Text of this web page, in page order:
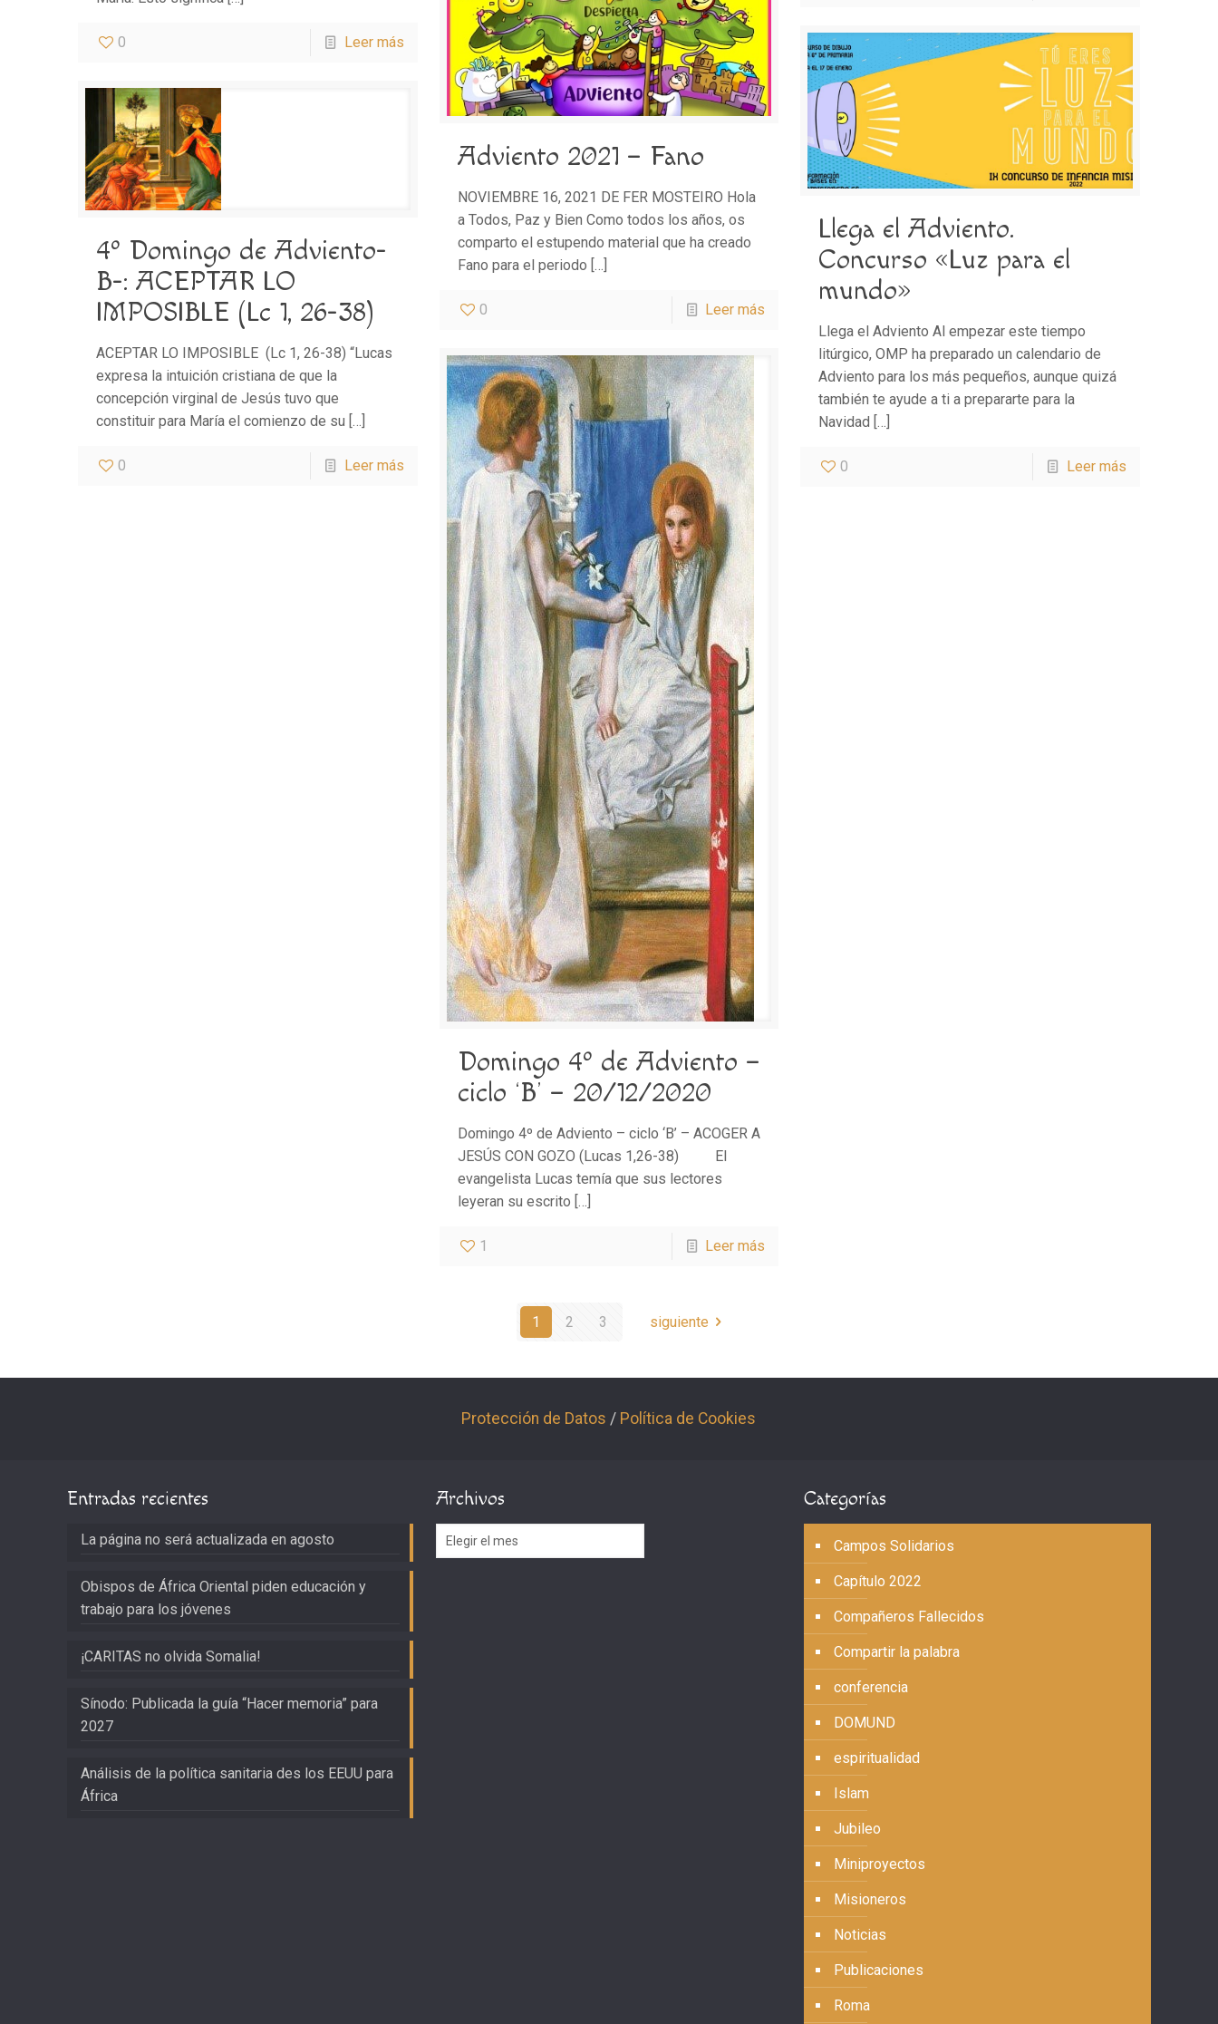
0 Leer más
Adviento 2021 – Fano
NOVIEMBRE 16, 2021 DE FER MOSTEIRO Hola
a Todos, Paz y Bien Como todos los años, os
comparto el estupendo material que ha creado
Fano para el periodo […]
0 Leer más
Llega el Adviento.
Concurso «Luz para el
mundo»
Llega el Adviento Al empezar este tiempo
litúrgico, OMP ha preparado un calendario de
Adviento para los más pequeños, aunque quizá
también te ayude a ti a prepararte para la
Navidad […]
0 Leer más
4º Domingo de Adviento-
B-: ACEPTAR LO
IMPOSIBLE (Lc 1, 26-38)
ACEPTAR LO IMPOSIBLE (Lc 1, 26-38) “Lucas
expresa la intuición cristiana de que la
concepción virginal de Jesús tuvo que
constituir para María el comienzo de su […]
0 Leer más
Domingo 4º de Adviento –
ciclo ‘B’ – 20/12/2020
Domingo 4º de Adviento – ciclo ‘B’ – ACOGER A
JESÚS CON GOZO (Lucas 1,26-38) El
evangelista Lucas temía que sus lectores
leyeran su escrito […]
1 Leer más
1 2 3 siguiente
Protección de Datos / Política de Cookies
Entradas recientes
La página no será actualizada en agosto
Obispos de África Oriental piden educación y
trabajo para los jóvenes
¡CARITAS no olvida Somalia!
Sínodo: Publicada la guía “Hacer memoria” para
2027
Análisis de la política sanitaria des los EEUU para
África
Archivos
Archivos
Categorías
Campos Solidarios
Capítulo 2022
Compañeros Fallecidos
Compartir la palabra
conferencia
DOMUND
espiritualidad
Islam
Jubileo
Miniproyectos
Misioneros
Noticias
Publicaciones
Roma